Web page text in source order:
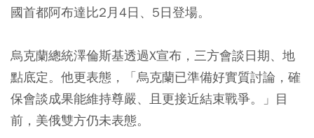
國首都阿布達比2月4日、5日登場。
烏克蘭總統澤倫斯基透過X宣布，三方會談日期、地
點底定。他更表態，「烏克蘭已準備好實質討論，確
保會談成果能維持尊嚴、且更接近結束戰爭。」目
前，美俄雙方仍未表態。